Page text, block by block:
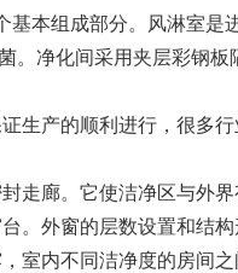
本组成部分。风淋室是
。净化间采用夹层彩钢
产的顺利进行，很多行
廊。它使洁净区与外界
。外窗的层数设置和结
室内不同洁净度的房间